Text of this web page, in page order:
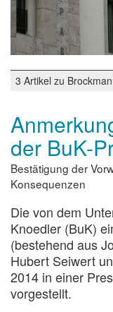
3 Artikel zu
der BuK-
Bestätigung der
Konsequenzen
Die von dem
Knoedler (BuK)
(bestehend aus
Hubert Seiwert
2014 in einer
vorgestellt.